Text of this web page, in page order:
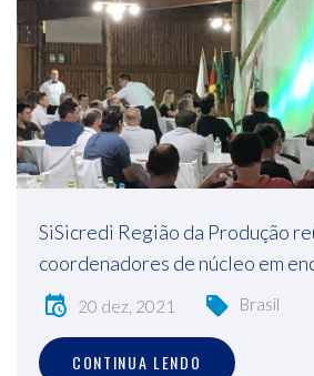
SiSicredi Região da Produção
coordenadores de núcleo em
20 dez, 2021 Brasil
CONTINUA LENDO